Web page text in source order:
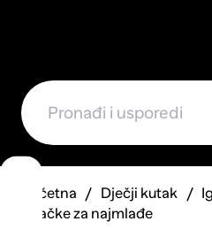
Početna Dječji kutak
Igračke za najmlađe